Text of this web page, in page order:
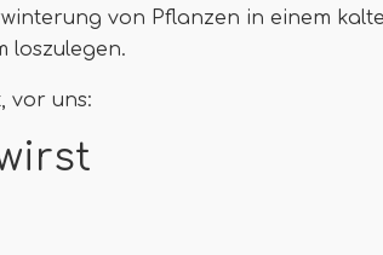
von Pflanzen in einem
loszulegen.
vor uns: